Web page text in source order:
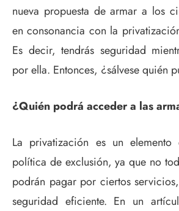
nueva propuesta de armar a los
en consonancia con la
Es decir, tendrás seguridad
por ella. Entonces, ¿sálvese quién
¿Quién podrá acceder a las
La privatización es un elemento
política de exclusión, ya que no
podrán pagar por ciertos
seguridad eficiente. En un